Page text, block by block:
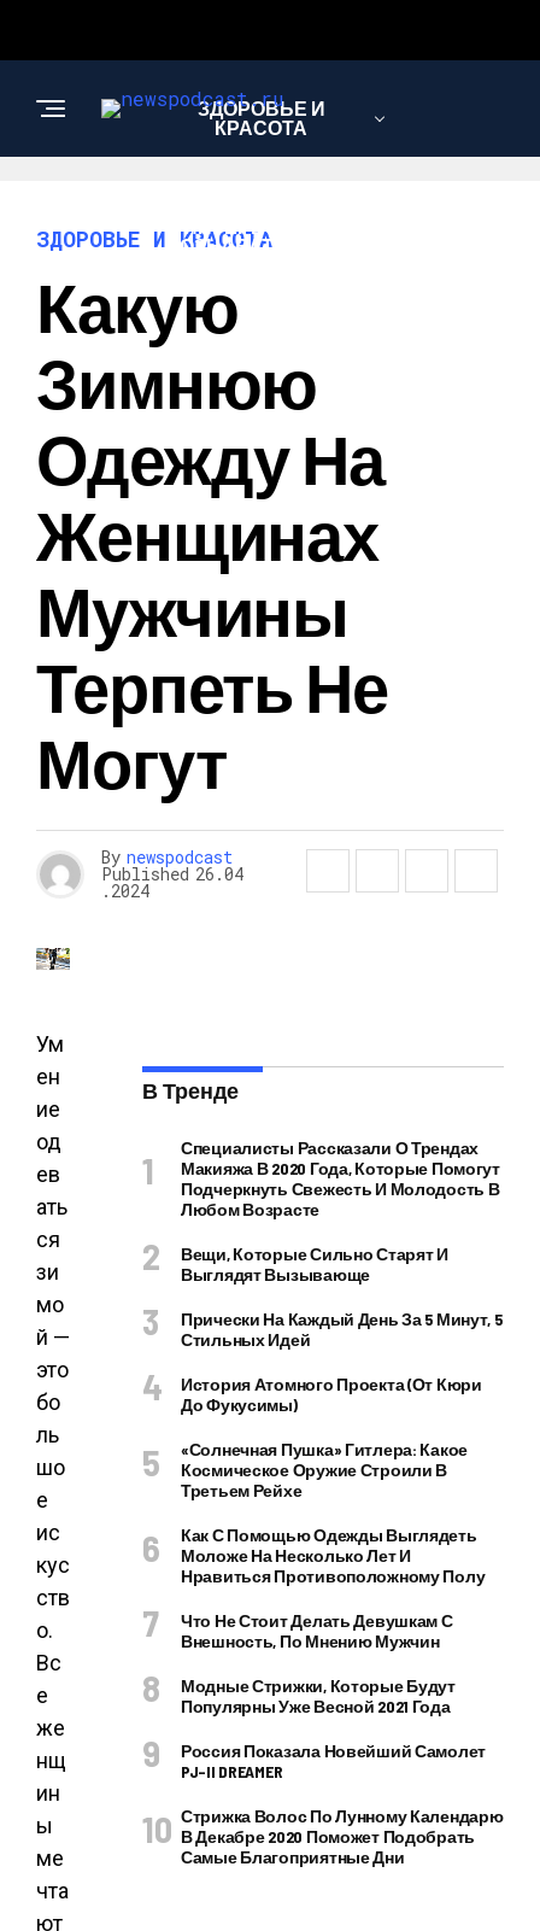
ЗДОРОВЬЕ И
КРАСОТА
ИНТЕРЕСНОЕ И
ПОЗНАВАТЕЛЬНОЕ
ЗДОРОВЬЕ И КРАСОТА
Какую
Зимнюю
Одежду На
Женщинах
Мужчины
Терпеть Не
Могут
By newspodcast
Published 26.04
.2024
Ум
ен
ие
од
ев
ать
ся
зи
мо
й —
это
бо
ль
шо
е
ис
кус
ств
о.
Вс
е
же
нщ
ин
ы
ме
чта
ют
В Тренде
Специалисты Рассказали О Трендах
Макияжа В 2020 Года, Которые Помогут
Подчеркнуть Свежесть И Молодость В
Любом Возрасте
Вещи, Которые Сильно Старят И
Выглядят Вызывающе
Прически На Каждый День За 5 Минут, 5
Стильных Идей
История Атомного Проекта (от Кюри
До Фукусимы)
«Солнечная Пушка» Гитлера: Какое
Космическое Оружие Строили В
Третьем Рейхе
Как С Помощью Одежды Выглядеть
Моложе На Несколько Лет И
Нравиться Противоположному Полу
Что Не Стоит Делать Девушкам С
Внешность, По Мнению Мужчин
Модные Стрижки, Которые Будут
Популярны Уже Весной 2021 Года
Россия Показала Новейший Самолет
PJ–II DREAMER
Стрижка Волос По Лунному Календарю
В Декабре 2020 Поможет Подобрать
Самые Благоприятные Дни